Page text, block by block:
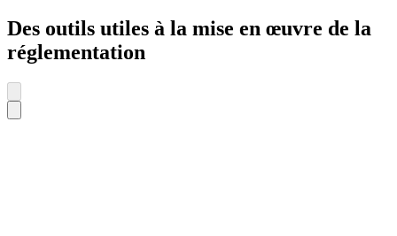
Des outils utiles à la mise en œuvre de la
réglementation